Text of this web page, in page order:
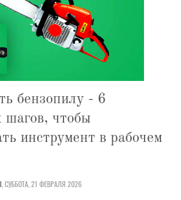
бензопилу - 6
шагов, чтобы
инструмент в рабочем
,СУББОТА, 21 ФЕВРАЛЯ 2026